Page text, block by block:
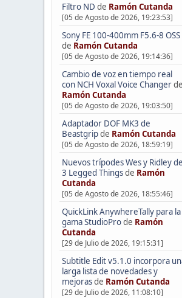
Filtro ND de Ramón Cutanda
[05 de Agosto de 2026, 19:23:53]
Sony FE 100-400mm F5.6-8 OSS
de Ramón Cutanda
[05 de Agosto de 2026, 19:14:36]
Cambio de voz en tiempo real
con NCH Voxal Voice Changerde
Ramón Cutanda
[05 de Agosto de 2026, 19:03:50]
Adaptador DOF MK3 de
Beastgripde Ramón Cutanda
[05 de Agosto de 2026, 18:59:19]
Nuevos trípodes Wes y Ridley de
3 Legged Thingsde Ramón
Cutanda
[05 de Agosto de 2026, 18:55:46]
QuickLink AnywhereTally para la
gama StudioProde Ramón
Cutanda
[29 de Julio de 2026, 19:15:31]
Subtitle Edit v5.1.0 incorpora
larga lista de novedades y
mejorasde Ramón Cutanda
[29 de Julio de 2026, 11:08:10]